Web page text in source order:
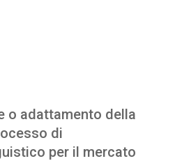
o adattamento della
di
per il mercato